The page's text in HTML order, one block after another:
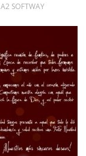
A2 SOFTWAY